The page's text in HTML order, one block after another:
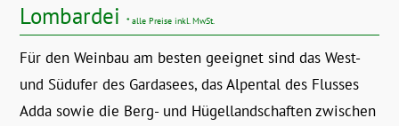
Lombardei * alle Preise inkl. MwSt.
Für den Weinbau am besten geeignet sind das West-
und Südufer des Gardasees, das Alpental des Flusses
Adda sowie die Berg- und Hügellandschaften zwischen